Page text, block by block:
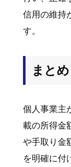
信用の維持
す。
まとめ
個人事業主
載の所得金
や手取り金
を明確に付